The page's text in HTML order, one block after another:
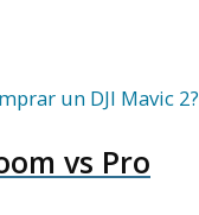
un DJI Mavic 2?
vs Pro